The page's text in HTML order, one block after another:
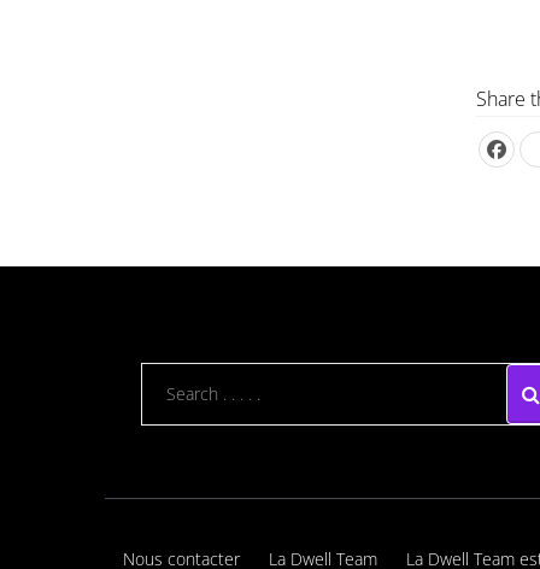
Share
Nous contacter La Dwell Team La Dwell Team